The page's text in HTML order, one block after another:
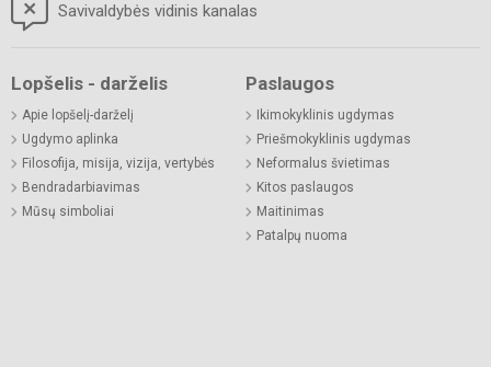
Savivaldybės vidinis kanalas
Lopšelis - darželis
Apie lopšelį-darželį
Ugdymo aplinka
Filosofija, misija, vizija, vertybės
Bendradarbiavimas
Mūsų simboliai
Paslaugos
Ikimokyklinis ugdymas
Priešmokyklinis ugdymas
Neformalus švietimas
Kitos paslaugos
Maitinimas
Patalpų nuoma